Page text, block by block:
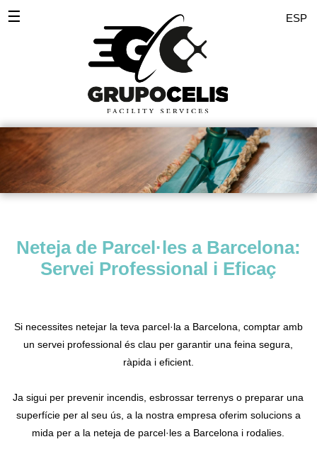
ESP
☰
Desinfeccions
Serveis Empreses
Polits
Pintors
Contacte
Neteja de Parcel·les a Barcelona:
Servei Professional i Eficaç
Si necessites netejar la teva parcel·la a Barcelona, comptar amb
un servei professional és clau per garantir una feina segura,
ràpida i eficient.
Ja sigui per prevenir incendis, esbrossar terrenys o preparar una
superfície per al seu ús, a la nostra empresa oferim solucions a
mida per a la neteja de parcel·les a Barcelona i rodalies.